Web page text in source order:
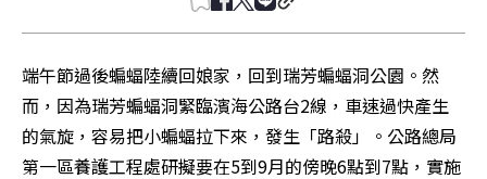
端午節過後蝙蝠陸續回娘家，回到瑞芳蝙蝠洞公園。然
而，因為瑞芳蝙蝠洞緊臨濱海公路台2線，車速過快產生
的氣旋，容易把小蝙蝠拉下來，發生「路殺」。公路總局
第一區養護工程處研擬要在5到9月的傍晚6點到7點，實施